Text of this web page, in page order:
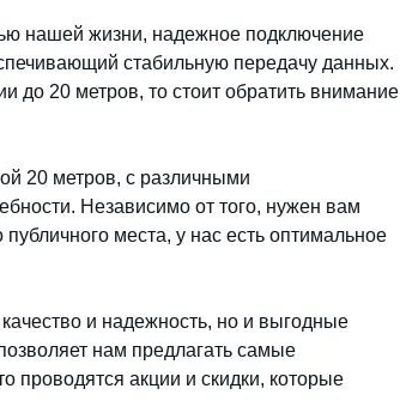
нашей жизни, надежное подключение
стабильную передачу данных.
до 20 метров, то стоит обратить внимание
20 метров, с различными
Независимо от того, нужен вам
места, у нас есть оптимальное
и надежность, но и выгодные
нам предлагать самые
проводятся акции и скидки, которые